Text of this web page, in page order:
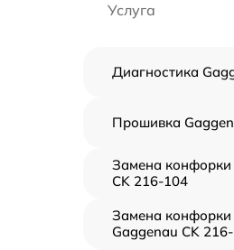
Услуга
Диагностика
Прошивка
Замена конфорки
CK 216-104
Замена конфорки
Gaggenau CK